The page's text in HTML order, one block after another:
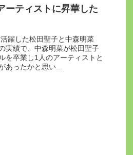
ーティストに昇華した
躍した松田聖子と中森明菜
実績で、中森明菜が松田聖子
を卒業し1人のアーティストと
あったかと思い...